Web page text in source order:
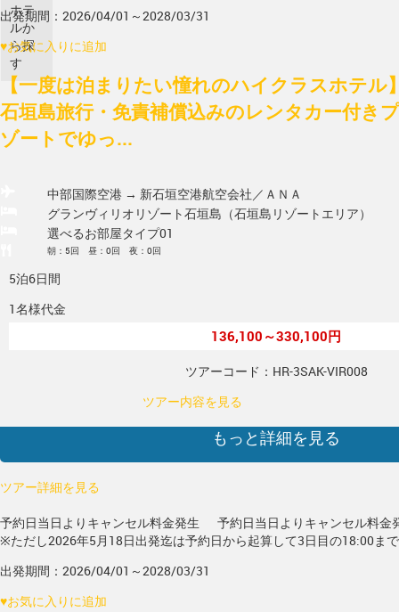
ホテ
ルか
ら探
す
出発期間：2026/04/01～2028/03/31
♥お気に入りに追加
【一度は泊まりたい憧れのハイクラスホテル
石垣島旅行・免責補償込みのレンタカー付き
ゾートでゆっ...
中部国際空港 → 新石垣空港航空会社／ＡＮＡ
グランヴィリオリゾート石垣島（石垣島リゾートエリア）
選べるお部屋タイプ01
朝：5回 昼：0回 夜：0回
5泊6日間
1名様代金
136,100～330,100円
ツアーコード：HR-3SAK-VIR008
ツアー内容を見る
もっと詳細を見る
ツアー詳細を見る
予約日当日よりキャンセル料金発生
予約日当日よりキャンセル料金
※ただし2026年5月18日出発迄は予約日から起算して3日目の18:00ま
出発期間：2026/04/01～2028/03/31
♥お気に入りに追加